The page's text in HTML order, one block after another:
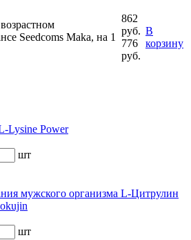
Seedcoms Maka, на 1
862
руб.
776
руб.
В
корзину
Lysine Power
шт
мужского организма L-Цитрулин
шт